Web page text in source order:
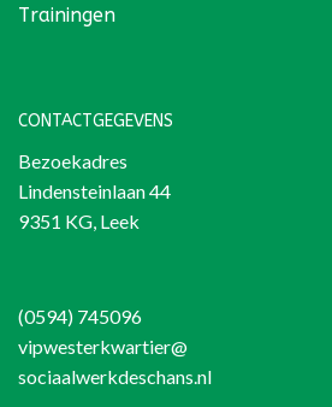
Trainingen
CONTACTGEGEVENS
Bezoekadres
Lindensteinlaan 44
9351 KG, Leek
(0594) 745096
vipwesterkwartier@
sociaalwerkdeschans.nl